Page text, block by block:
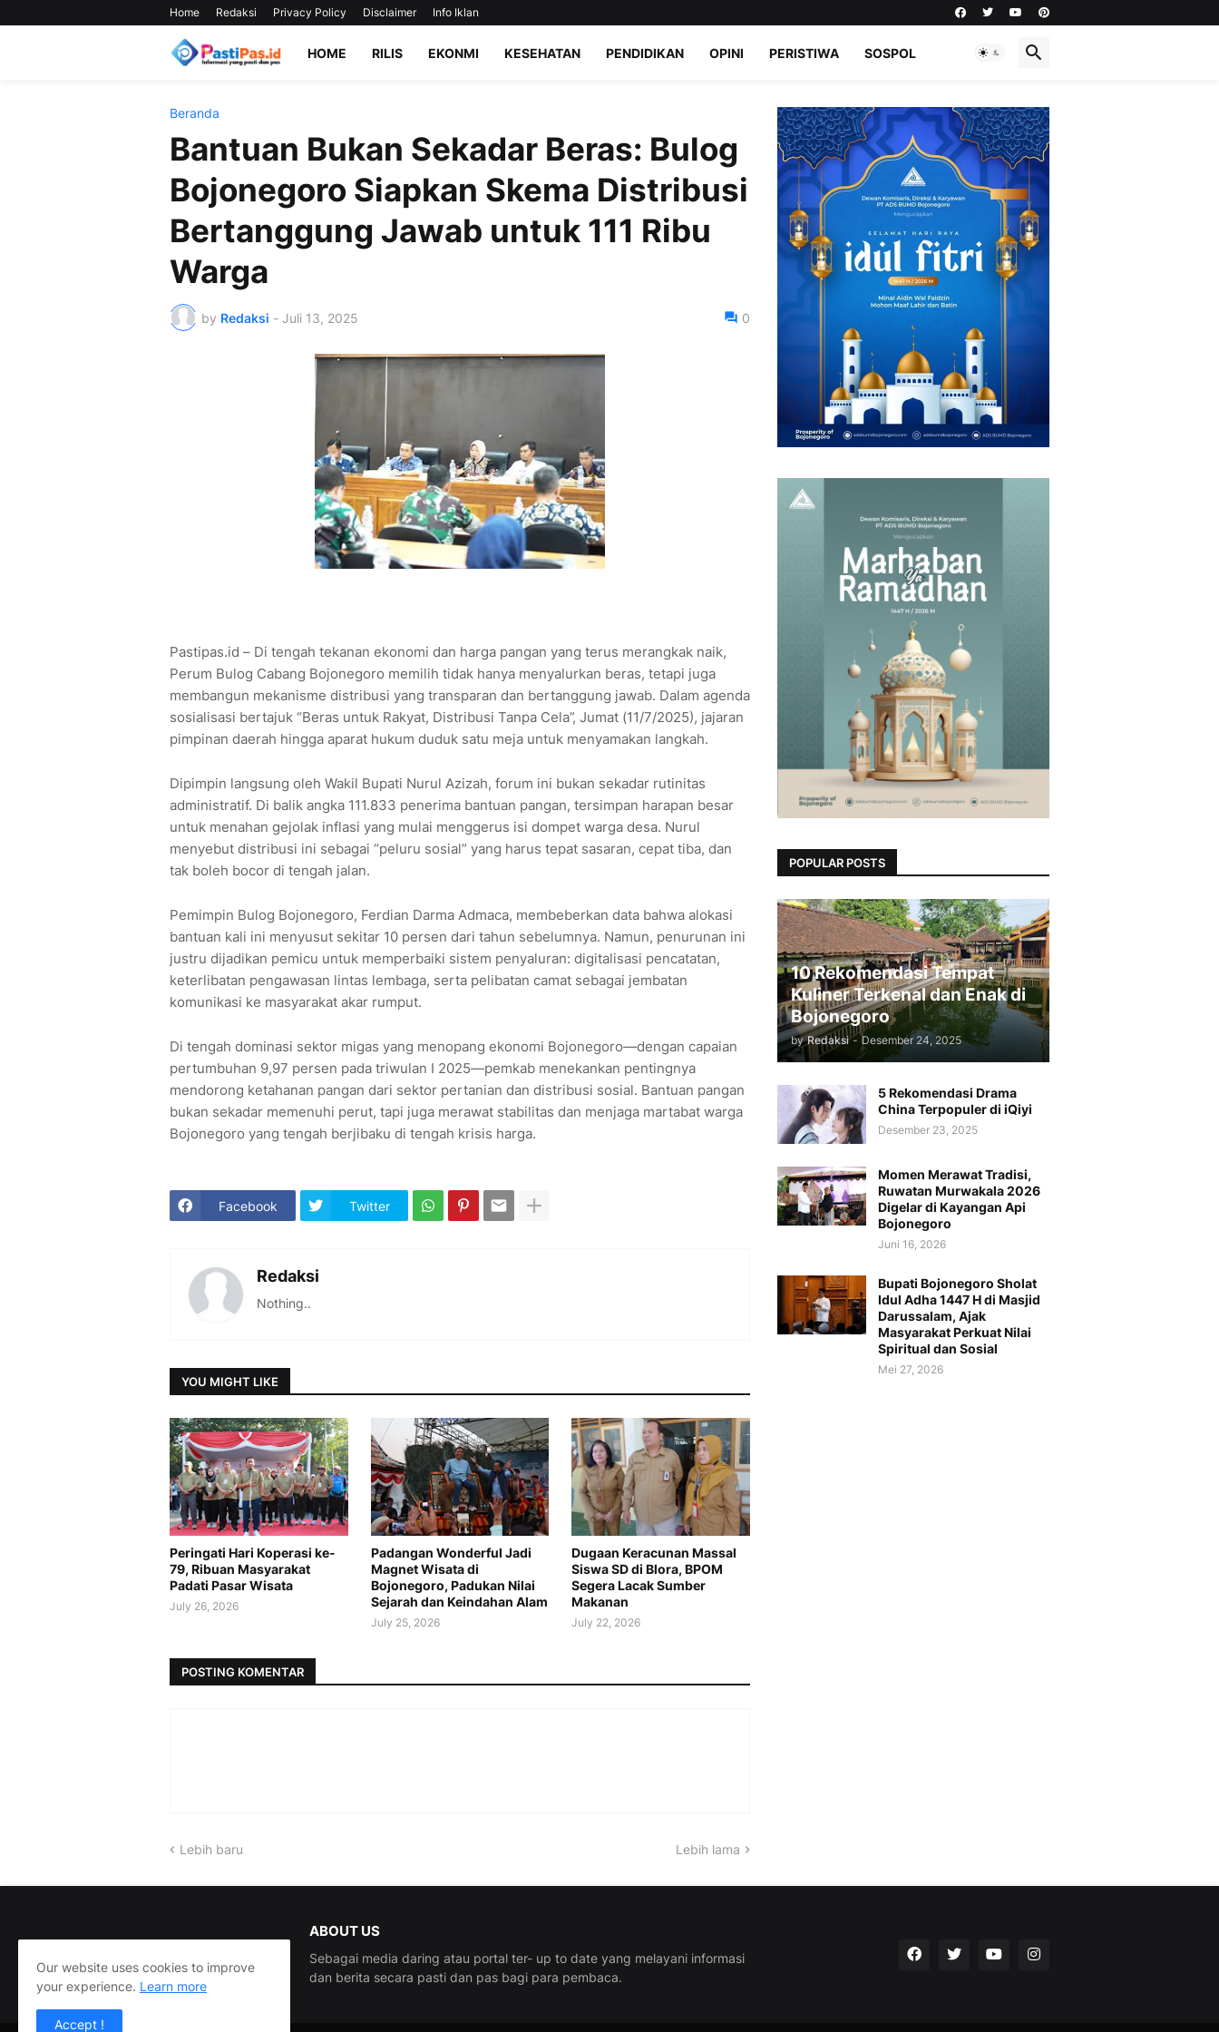
Home Redaksi Privacy Policy Disclaimer Info Iklan
HOME RILIS EKONMI KESEHATAN PENDIDIKAN OPINI PERISTIWA SOSPOL
Beranda
Bantuan Bukan Sekadar Beras: Bulog
Bojonegoro Siapkan Skema Distribusi
Bertanggung Jawab untuk 111 Ribu
Warga
by Redaksi - Juli 13, 2025 0
Pastipas.id – Di tengah tekanan ekonomi dan harga pangan yang terus merangkak naik,
Perum Bulog Cabang Bojonegoro memilih tidak hanya menyalurkan beras, tetapi juga
membangun mekanisme distribusi yang transparan dan bertanggung jawab. Dalam agenda
sosialisasi bertajuk “Beras untuk Rakyat, Distribusi Tanpa Cela”, Jumat (11/7/2025), jajaran
pimpinan daerah hingga aparat hukum duduk satu meja untuk menyamakan langkah.
Dipimpin langsung oleh Wakil Bupati Nurul Azizah, forum ini bukan sekadar rutinitas
administratif. Di balik angka 111.833 penerima bantuan pangan, tersimpan harapan besar
untuk menahan gejolak inflasi yang mulai menggerus isi dompet warga desa. Nurul
menyebut distribusi ini sebagai “peluru sosial” yang harus tepat sasaran, cepat tiba, dan
tak boleh bocor di tengah jalan.
Pemimpin Bulog Bojonegoro, Ferdian Darma Admaca, membeberkan data bahwa alokasi
bantuan kali ini menyusut sekitar 10 persen dari tahun sebelumnya. Namun, penurunan ini
justru dijadikan pemicu untuk memperbaiki sistem penyaluran: digitalisasi pencatatan,
keterlibatan pengawasan lintas lembaga, serta pelibatan camat sebagai jembatan
komunikasi ke masyarakat akar rumput.
Di tengah dominasi sektor migas yang menopang ekonomi Bojonegoro—dengan capaian
pertumbuhan 9,97 persen pada triwulan I 2025—pemkab menekankan pentingnya
mendorong ketahanan pangan dari sektor pertanian dan distribusi sosial. Bantuan pangan
bukan sekadar memenuhi perut, tapi juga merawat stabilitas dan menjaga martabat warga
Bojonegoro yang tengah berjibaku di tengah krisis harga.
Facebook Twitter
Redaksi
Nothing..
YOU MIGHT LIKE
Peringati Hari Koperasi ke-
79, Ribuan Masyarakat
Padati Pasar Wisata
July 26, 2026
Padangan Wonderful Jadi
Magnet Wisata di
Bojonegoro, Padukan Nilai
Sejarah dan Keindahan Alam
July 25, 2026
Dugaan Keracunan Massal
Siswa SD di Blora, BPOM
Segera Lacak Sumber
Makanan
July 22, 2026
POSTING KOMENTAR
Lebih baru Lebih lama
POPULAR POSTS
10 Rekomendasi Tempat
Kuliner Terkenal dan Enak di
Bojonegoro
by Redaksi - Desember 24, 2025
5 Rekomendasi Drama
China Terpopuler di iQiyi
Desember 23, 2025
Momen Merawat Tradisi,
Ruwatan Murwakala 2026
Digelar di Kayangan Api
Bojonegoro
Juni 16, 2026
Bupati Bojonegoro Sholat
Idul Adha 1447 H di Masjid
Darussalam, Ajak
Masyarakat Perkuat Nilai
Spiritual dan Sosial
Mei 27, 2026
ABOUT US
Sebagai media daring atau portal ter- up to date yang melayani informasi
dan berita secara pasti dan pas bagi para pembaca.
Our website uses cookies to improve
your experience. Learn more
Accept !